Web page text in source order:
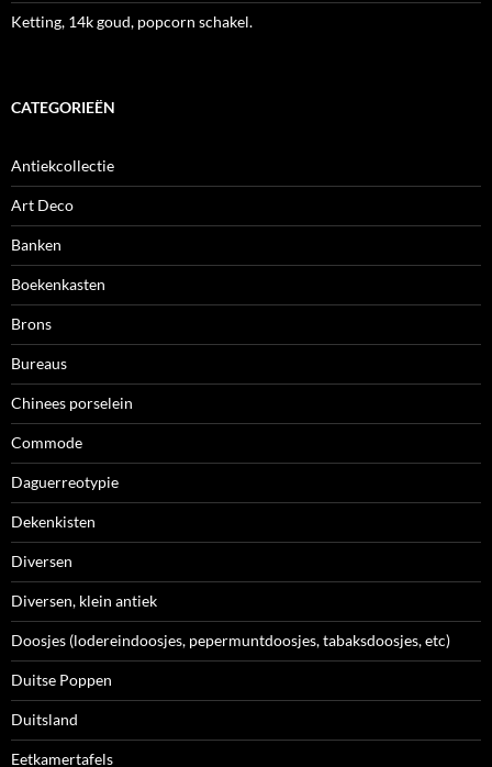
Ketting, 14k goud, popcorn schakel.
CATEGORIEËN
Antiekcollectie
Art Deco
Banken
Boekenkasten
Brons
Bureaus
Chinees porselein
Commode
Daguerreotypie
Dekenkisten
Diversen
Diversen, klein antiek
Doosjes (lodereindoosjes, pepermuntdoosjes, tabaksdoosjes, etc)
Duitse Poppen
Duitsland
Eetkamertafels